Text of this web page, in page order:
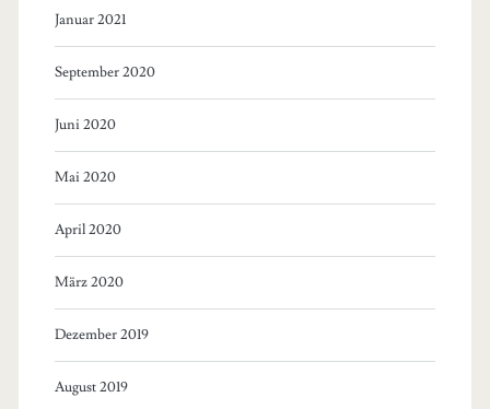
Januar 2021
September 2020
Juni 2020
Mai 2020
April 2020
März 2020
Dezember 2019
August 2019